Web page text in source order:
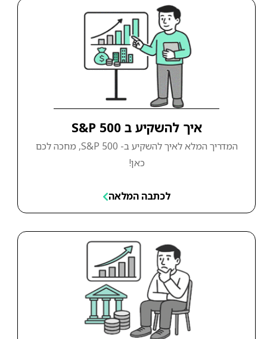
איך להשקיע ב S&P 500
המדריך המלא לאיך להשקיע ב- S&P 500, מחכה לכם
כאן!
לכתבה המלאה